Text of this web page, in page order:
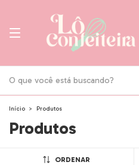
Início > Produtos
Produtos
ORDENAR